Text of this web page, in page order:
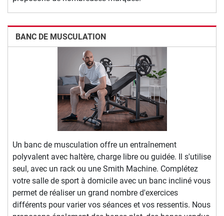
BANC DE MUSCULATION
Un banc de musculation offre un entraînement
polyvalent avec haltère, charge libre ou guidée. Il s'utilise
seul, avec un rack ou une Smith Machine. Complétez
votre salle de sport à domicile avec un banc incliné vous
permet de réaliser un grand nombre d'exercices
différents pour varier vos séances et vos ressentis. Nous